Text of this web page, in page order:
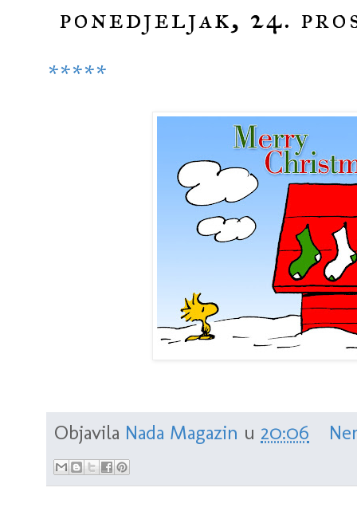
ponedjeljak, 24.
*****
Objavila Nada Magazin u 20:06